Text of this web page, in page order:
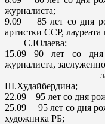
журналиста;
9.09
85 лет со дня
артистки ССР,
С.Юлаева;
15.09 90 лет со дня
журналиста,
лауреата
Ш.Худайбердина;
22.09
95 лет со дня
25.09 95 лет со дня
художника РБ;